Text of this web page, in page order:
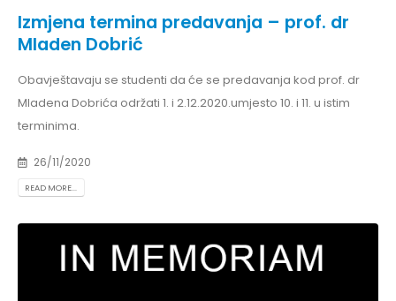
Izmjena termina predavanja – prof. dr
Mladen Dobrić
Obavještavaju se studenti da će se predavanja kod prof. dr
Mladena Dobrića održati 1. i 2.12.2020.umjesto 10. i 11. u istim
terminima.
26/11/2020
READ MORE...